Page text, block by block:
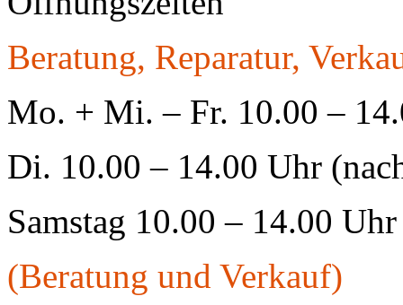
Beratung, Reparatur,
Mo. + Mi. – Fr. 10.00 –
Di. 10.00 – 14.00 Uhr
Samstag 10.00 – 14.00 Uhr
(Beratung und Verkauf)